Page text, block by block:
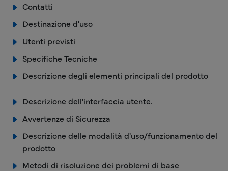
Contatti
Destinazione d'uso
Utenti previsti
Specifiche Tecniche
Descrizione degli elementi principali del prodotto
Descrizione dell'interfaccia utente.
Avvertenze di Sicurezza
Descrizione delle modalità d'uso/funzionamento del
prodotto
Metodi di risoluzione dei problemi di base